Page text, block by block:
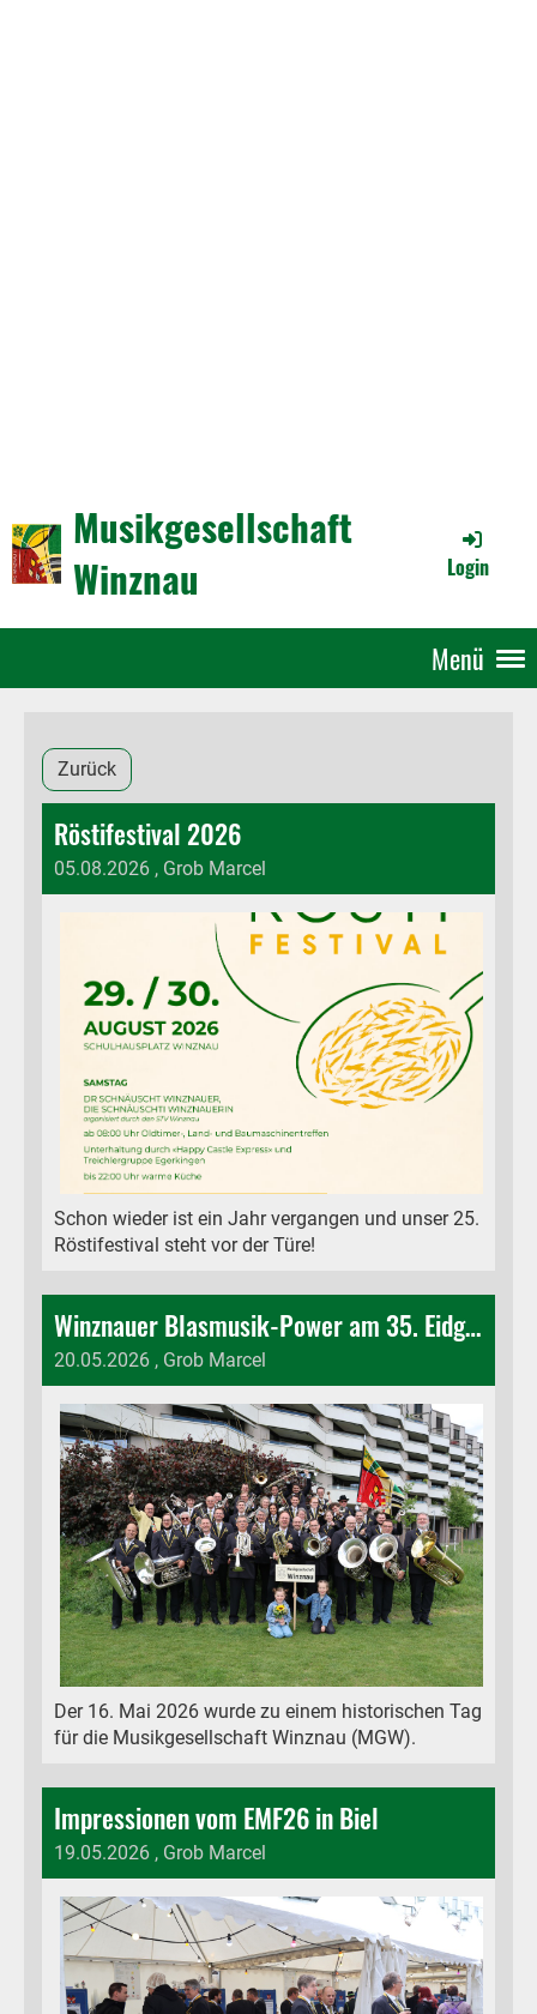
Musikgesellschaft
Winznau
Login
Menü
Zurück
Röstifestival 2026
05.08.2026 , Grob Marcel
Schon wieder ist ein Jahr vergangen und unser 25.
Röstifestival steht vor der Türe!
Winznauer Blasmusik-Power am 35. Eidgenössischen Musikfest in Biel
20.05.2026 , Grob Marcel
Der 16. Mai 2026 wurde zu einem historischen Tag
für die Musikgesellschaft Winznau (MGW).
Impressionen vom EMF26 in Biel
19.05.2026 , Grob Marcel